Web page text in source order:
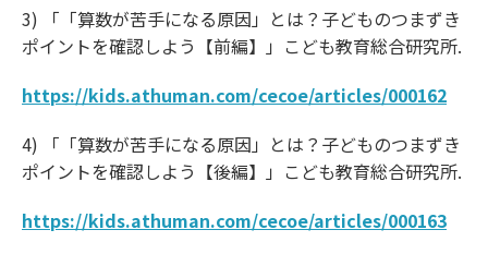
3) 「「算数が苦手になる原因」とは？子どものつまずき
ポイントを確認しよう【前編】」こども教育総合研究所.
https://kids.athuman.com/cecoe/articles/000162
4) 「「算数が苦手になる原因」とは？子どものつまずき
ポイントを確認しよう【後編】」こども教育総合研究所.
https://kids.athuman.com/cecoe/articles/000163